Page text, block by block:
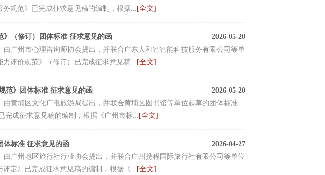
规范》已完成征求意见稿的编制，根据... [全文]
2026-05-20
》（修订）团体标准 征求意见的函
由广州市心理咨询师协会提出，并联合广东人和智智能科技服务有限公司等单
评价规范》（修订）已完成征求意见稿...[全文]
2026-05-20
范》团体标准 征求意见的函
由黄埔区文化广电旅游局提出，并联合黄埔区图书馆等单位起草的团体标准
完成征求意见稿的编制，根据《广州市标...[全文]
2026-04-27
体标准 征求意见的函
由广州地区旅行社行业协会提出，并联合广州携程国际旅行社有限公司等单位
定》已完成征求意见稿的编制，根据《... [全文]